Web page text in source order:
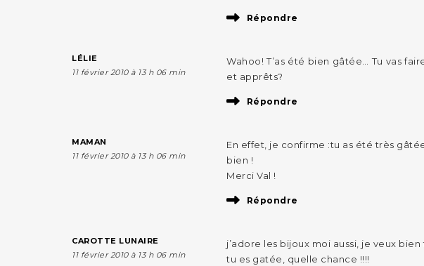
Répondre
LÉLIE
11 février 2010 à 13 h 06 min
Wahoo! T’as été bien gâtée… Tu vas
et apprêts?
Répondre
MAMAN
11 février 2010 à 13 h 06 min
En effet, je confirme :tu as été très
bien !
Merci Val !
Répondre
CAROTTE LUNAIRE
11 février 2010 à 13 h 06 min
j’adore les bijoux moi aussi, je veux
tu es gatée, quelle chance !!!!